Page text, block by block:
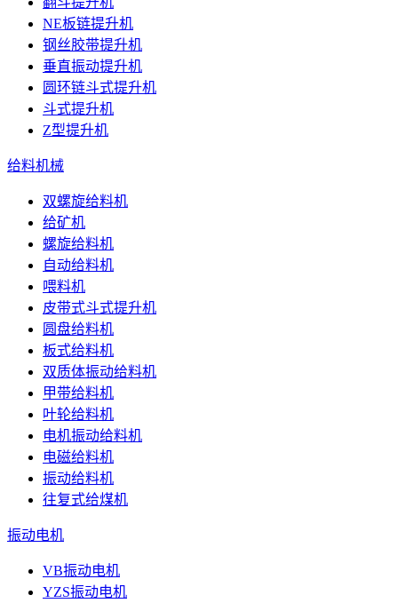
NE板链提升机
钢丝胶带提升机
垂直振动提升机
圆环链斗式提升机
斗式提升机
Z型提升机
给料机械
双螺旋给料机
给矿机
螺旋给料机
自动给料机
喂料机
皮带式斗式提升机
圆盘给料机
板式给料机
双质体振动给料机
甲带给料机
叶轮给料机
电机振动给料机
电磁给料机
振动给料机
往复式给煤机
振动电机
VB振动电机
YZS振动电机